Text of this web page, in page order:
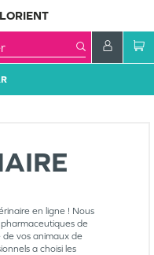
en ligne ! Nous
de
vos animaux de
a choisi les